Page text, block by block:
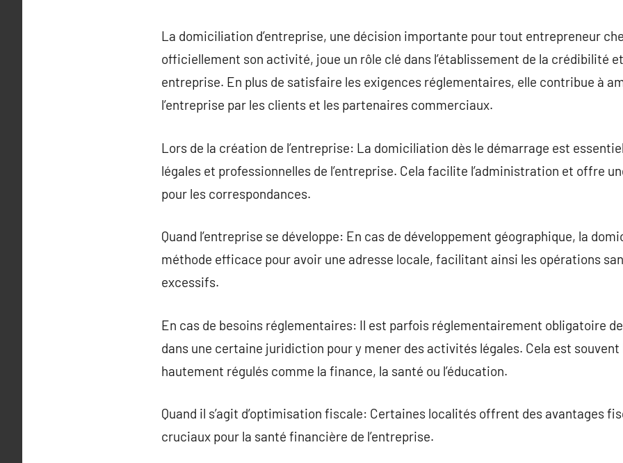
La domiciliation d’entreprise, une décision importante pour tout entrepreneur
officiellement son activité, joue un rôle clé dans l’établissement de la crédibilité et
entreprise. En plus de satisfaire les exigences réglementaires, elle contribue à
l’entreprise par les clients et les partenaires commerciaux.
Lors de la création de l’entreprise: La domiciliation dès le démarrage est
légales et professionnelles de l’entreprise. Cela facilite l’administration et offre
pour les correspondances.
Quand l’entreprise se développe: En cas de développement géographique, la
méthode efficace pour avoir une adresse locale, facilitant ainsi les opérations
excessifs.
En cas de besoins réglementaires: Il est parfois réglementairement obligatoire
dans une certaine juridiction pour y mener des activités légales. Cela est
hautement régulés comme la finance, la santé ou l’éducation.
Quand il s’agit d’optimisation fiscale: Certaines localités offrent des avantages
cruciaux pour la santé financière de l’entreprise.